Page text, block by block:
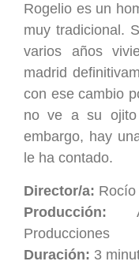
Rogelio es un
muy tradicional.
varios años
madrid
con ese cambio
no ve a su ojito
embargo, hay
le ha contado.
Director/a:
Producción:
Producciones
Duración: 3